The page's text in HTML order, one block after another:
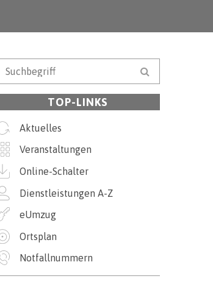
Suchbegriff
TOP-LINKS
Aktuelles
Veranstaltungen
Online-Schalter
Dienstleistungen A-Z
eUmzug
Ortsplan
Notfallnummern